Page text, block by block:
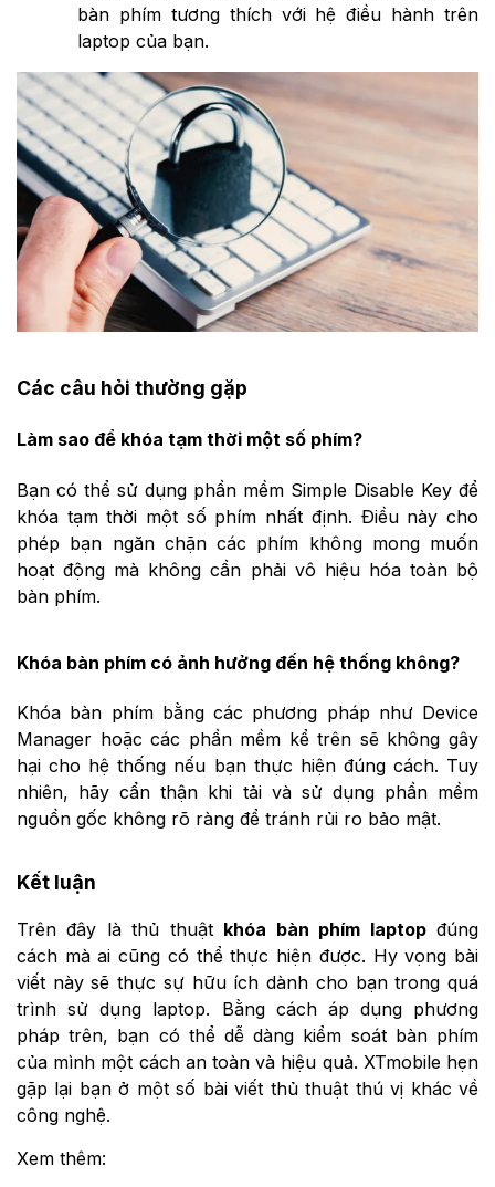
bàn phím tương thích với hệ điều hành trên
laptop của bạn.
Các câu hỏi thường gặp
Làm sao để khóa tạm thời một số phím?
Bạn có thể sử dụng phần mềm Simple Disable Key để
khóa tạm thời một số phím nhất định. Điều này cho
phép bạn ngăn chặn các phím không mong muốn
hoạt động mà không cần phải vô hiệu hóa toàn bộ
bàn phím.
Khóa bàn phím có ảnh hưởng đến hệ thống không?
Khóa bàn phím bằng các phương pháp như Device
Manager hoặc các phần mềm kể trên sẽ không gây
hại cho hệ thống nếu bạn thực hiện đúng cách. Tuy
nhiên, hãy cẩn thận khi tải và sử dụng phần mềm
nguồn gốc không rõ ràng để tránh rủi ro bảo mật.
Kết luận
Trên đây là thủ thuật khóa bàn phím laptopđúng
cách mà ai cũng có thể thực hiện được. Hy vọng bài
viết này sẽ thực sự hữu ích dành cho bạn trong quá
trình sử dụng laptop. Bằng cách áp dụng phương
pháp trên, bạn có thể dễ dàng kiểm soát bàn phím
của mình một cách an toàn và hiệu quả. XTmobile hẹn
gặp lại bạn ở một số bài viết thủ thuật thú vị khác về
công nghệ.
Xem thêm: